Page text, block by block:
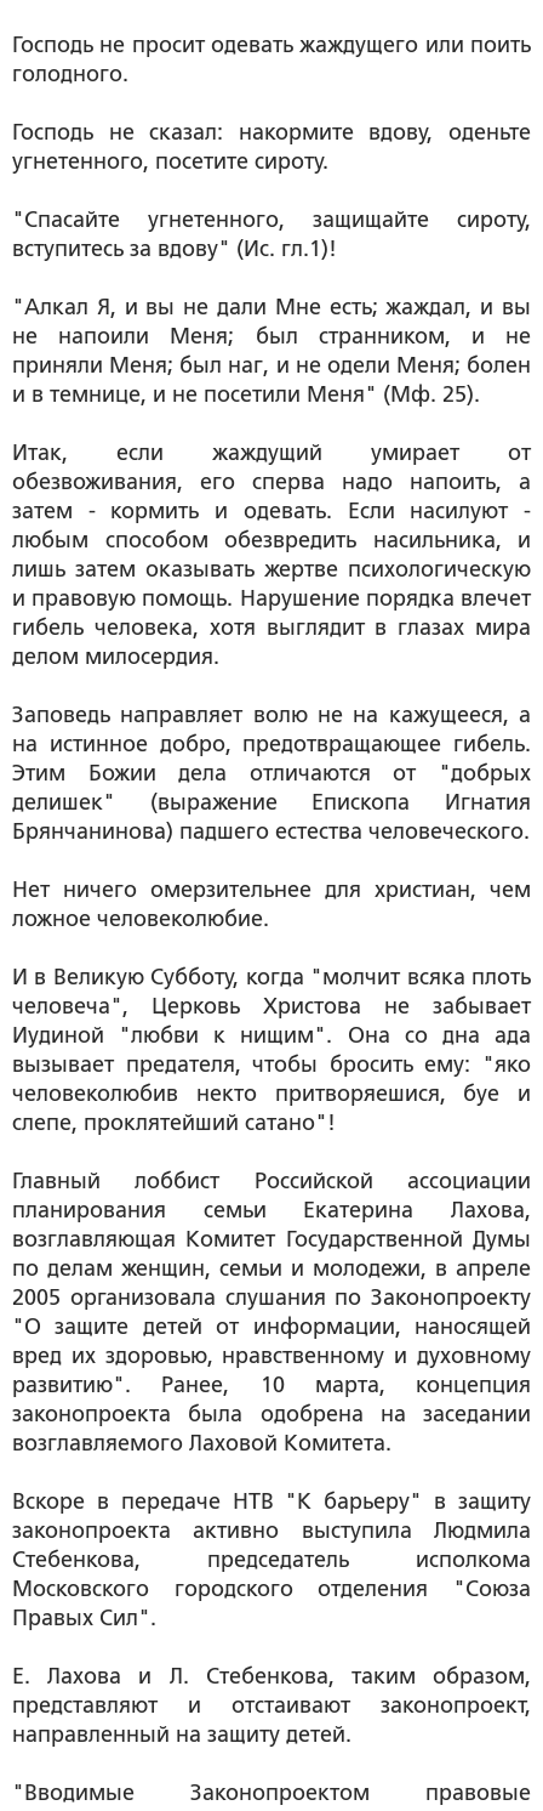
Господь не просит одевать жаждущего или поить
голодного.
Господь не сказал: накормите вдову, оденьте
угнетенного, посетите сироту.
"Спасайте угнетенного, защищайте сироту,
вступитесь за вдову" (Ис. гл.1)!
"Алкал Я, и вы не дали Мне есть; жаждал, и вы
не напоили Меня; был странником, и не
приняли Меня; был наг, и не одели Меня; болен
и в темнице, и не посетили Меня" (Мф. 25).
Итак, если жаждущий умирает от
обезвоживания, его сперва надо напоить, а
затем - кормить и одевать. Если насилуют -
любым способом обезвредить насильника, и
лишь затем оказывать жертве психологическую
и правовую помощь. Нарушение порядка влечет
гибель человека, хотя выглядит в глазах мира
делом милосердия.
Заповедь направляет волю не на кажущееся, а
на истинное добро, предотвращающее гибель.
Этим Божии дела отличаются от "добрых
делишек" (выражение Епископа Игнатия
Брянчанинова) падшего естества человеческого.
Нет ничего омерзительнее для христиан, чем
ложное человеколюбие.
И в Великую Субботу, когда "молчит всяка плоть
человеча", Церковь Христова не забывает
Иудиной "любви к нищим". Она со дна ада
вызывает предателя, чтобы бросить ему: "яко
человеколюбив некто притворяешися, буе и
слепе, проклятейший сатано"!
Главный лоббист Российской ассоциации
планирования семьи Екатерина Лахова,
возглавляющая Комитет Государственной Думы
по делам женщин, семьи и молодежи, в апреле
2005 организовала слушания по Законопроекту
"О защите детей от информации, наносящей
вред их здоровью, нравственному и духовному
развитию". Ранее, 10 марта, концепция
законопроекта была одобрена на заседании
возглавляемого Лаховой Комитета.
Вскоре в передаче НТВ "К барьеру" в защиту
законопроекта активно выступила Людмила
Стебенкова, председатель исполкома
Московского городского отделения "Союза
Правых Сил".
Е. Лахова и Л. Стебенкова, таким образом,
представляют и отстаивают законопроект,
направленный на защиту детей.
"Вводимые Законопроектом правовые